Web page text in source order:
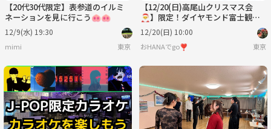
【20代30代限定】表参道のイルミ
ネーションを見に行こう🐽🐽
12/9(水) 19:30
mimi 東京
【12/20(日)高尾山クリスマス会
🎅】限定！ダイヤモンド富士観賞
＆トマト鍋とピザで山ご飯交流会
🍕
12/20(日) 10:00
おHANAでgo❣️ 東京